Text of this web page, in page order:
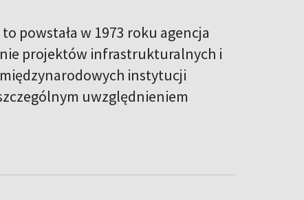
powstała w 1973 roku agencja
projektów infrastrukturalnych i
instytucji
uwzględnieniem